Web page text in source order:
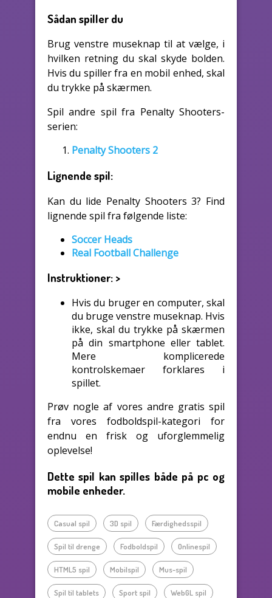
Sådan spiller du
Brug venstre museknap til at vælge, i
hvilken retning du skal skyde bolden.
Hvis du spiller fra en mobil enhed, skal
du trykke på skærmen.
Spil andre spil fra Penalty Shooters-
serien:
Penalty Shooters 2
Lignende spil:
Kan du lide Penalty Shooters 3? Find
lignende spil fra følgende liste:
Soccer Heads
Real Football Challenge
Instruktioner: >
Hvis du bruger en computer, skal
du bruge venstre museknap. Hvis
ikke, skal du trykke på skærmen
på din smartphone eller tablet.
Mere komplicerede
kontrolskemaer forklares i
spillet.
Prøv nogle af vores andre gratis spil
fra vores fodboldspil-kategori for
endnu en frisk og uforglemmelig
oplevelse!
Dette spil kan spilles både på pc og
mobile enheder.
Casual spil 3D spil Færdighedsspil
Spil til drenge Fodboldspil Onlinespil
HTML5 spil Mobilspil Mus-spil
Spil til tablets Sport spil WebGL spil